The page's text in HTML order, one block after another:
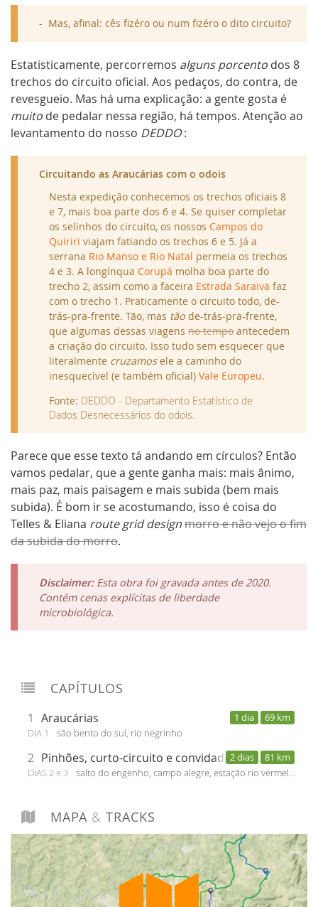
guias e agências habilitados.
iniciativa doConsórcio Intermunicipal do Quiriri
com a chancela dos excelentes roteiristas Telles &
Eliana doClube de Cicloturismo do Brasil. Todas as
informações para percorrer o circuito, organizadas
primorosamente, você encontra no site oficial do
Circuito das Araucárias. Lá você também encontra
Mas, afinal: cês fizéro ou num fizéro o dito circuito?
Estatisticamente, percorremos alguns porcento dos 8
trechos do circuito oficial. Aos pedaços, do contra, de
revesgueio. Mas há uma explicação: a gente gosta é
muito de pedalar nessa região, há tempos. Atenção ao
levantamento do nosso DEDDO:
Circuitando as Araucárias com o odois
Nesta expedição conhecemos os trechos oficiais 8
e 7, mais boa parte dos 6 e 4. Se quiser completar
os selinhos do circuito, os nossosCampos do
Quiriri viajam fatiando os trechos 6 e 5. Já a
serrana Rio Manso e Rio Natal permeia os trechos
4 e 3. A longínquaCorupá molha boa parte do
trecho 2, assim como a faceira Estrada Saraiva faz
com o trecho 1. Praticamente o circuito todo, de-
trás-pra-frente. Tão, mas tão de-trás-pra-frente,
que algumas dessas viagensno tempoantecedem
a criação do circuito. Isso tudo sem esquecer que
literalmente cruzamosele a caminho do
inesquecível (e também oficial)Vale Europeu.
Fonte: DEDDO - Departamento Estatístico de
Dados Desnecessários do odois.
Parece que esse texto tá andando em círculos? Então
vamos pedalar, que a gente ganha mais: mais ânimo,
mais paz, mais paisagem e mais subida (bem mais
subida). É bom ir se acostumando, isso é coisa do
Telles & Eliana route grid designmorro e não vejo o fim
da subida do morro.
Disclaimer:Esta obra foi gravada antes de 2020.
Contém cenas explícitas de liberdade
microbiológica.
CAPÍTULOS
1 Araucárias 1 dia
69 km
DIA 1
são bento do sul, rio negrinho
2 Pinhões, curto-circuito e convidados2 dias
81 km
DIAS 2 e 3
salto do engenho, campo alegre, estação rio vermelho
MAPA & TRACKS